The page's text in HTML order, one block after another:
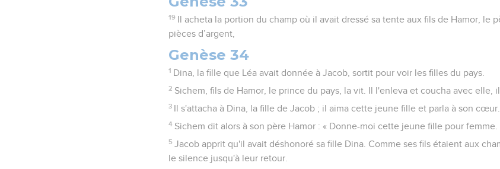
19
Il acheta la portion du champ où il avait dressé sa tente aux fils de Hamor, le
pièces d’argent,
Genèse 34
1 Dina, la fille que Léa avait donnée à Jacob, sortit pour voir les filles du pays.
2 Sichem, fils de Hamor, le prince du pays, la vit. Il l'enleva et coucha avec elle, il
3 Il s'attacha à Dina, la fille de Jacob ; il aima cette jeune fille et parla à son cœur.
4 Sichem dit alors à son père Hamor : « Donne-moi cette jeune fille pour femme.
5 Jacob apprit qu'il avait déshonoré sa fille Dina. Comme ses fils étaient aux
le silence jusqu'à leur retour.